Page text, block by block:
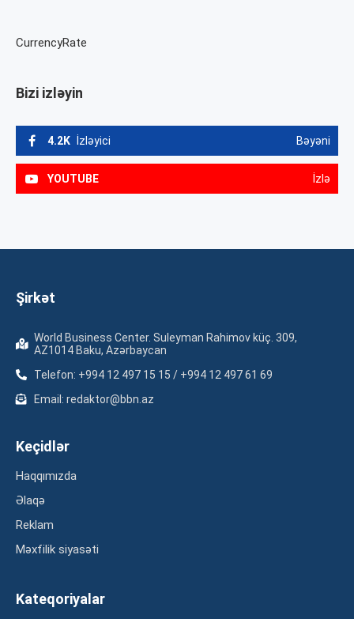
CurrencyRate
Bizi izləyin
4.2K İzləyici Bəyəni
YOUTUBE İzlə
Şirkət
World Business Center. Suleyman Rahimov küç. 309,
AZ1014 Baku, Azərbaycan
Telefon: +994 12 497 15 15 / +994 12 497 61 69
Email: redaktor@bbn.az
Keçidlər
Haqqımızda
Əlaqə
Reklam
Məxfilik siyasəti
Kateqoriyalar